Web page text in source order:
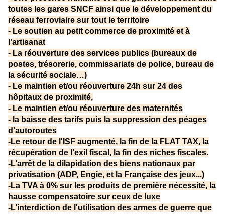
toutes les gares SNCF ainsi que le développement du
réseau ferroviaire sur tout le territoire
- Le soutien au petit commerce de proximité et à
l’artisanat
- La réouverture des services publics (bureaux de
postes, trésorerie, commissariats de police, bureau de
la sécurité sociale…)
- Le maintien et/ou réouverture 24h sur 24 des
hôpitaux de proximité,
- Le maintien et/ou réouverture des maternités
- la baisse des tarifs puis la suppression des péages
d'autoroutes
-Le retour de l'ISF augmenté, la fin de la FLAT TAX, la
récupération de l'exil fiscal, la fin des niches fiscales.
-L’arrêt de la dilapidation des biens nationaux par
privatisation (ADP, Engie, et la Française des jeux...)
-La TVA à 0% sur les produits de première nécessité, la
hausse compensatoire sur ceux de luxe
-L’interdiction de l'utilisation des armes de guerre que